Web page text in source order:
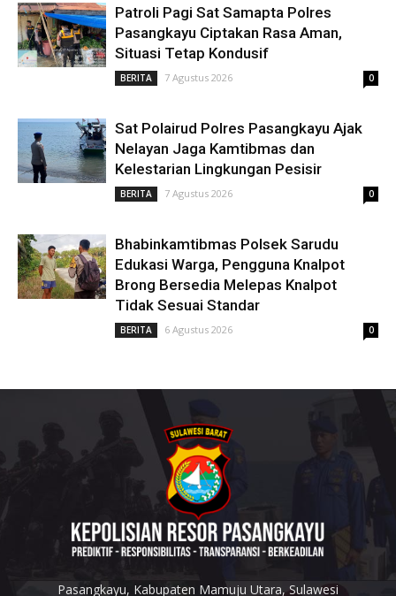
Patroli Pagi Sat Samapta Polres
Pasangkayu Ciptakan Rasa Aman,
Situasi Tetap Kondusif
BERITA 7 Agustus 2026 0
Sat Polairud Polres Pasangkayu Ajak
Nelayan Jaga Kamtibmas dan
Kelestarian Lingkungan Pesisir
BERITA 7 Agustus 2026 0
Bhabinkamtibmas Polsek Sarudu
Edukasi Warga, Pengguna Knalpot
Brong Bersedia Melepas Knalpot
Tidak Sesuai Standar
BERITA 6 Agustus 2026 0
Pasangkayu, Kabupaten Mamuju Utara, Sulawesi